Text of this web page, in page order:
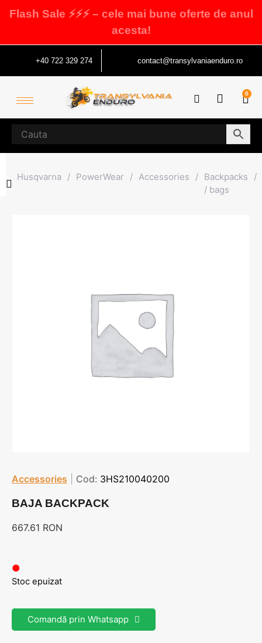
Flash Sale ⚡⚡⚡ – cele mai bune oferte de anul
acesta!
+40 722 329 274 contact@transylvaniaenduro.ro
0
Husqvarna / PowerWear / Accessories / Backpacks
/ bags
/
Accessories Cod: 3HS210040200
BAJA BACKPACK
667.61 RON
●
Stoc epuizat
Comandă prin Whatsapp